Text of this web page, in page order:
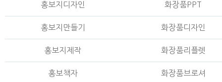
홍보지디자인 화장품PPT
홍보지만들기 화장품디자인
홍보지제작 화장품리플렛
홍보책자 화장품브로셔